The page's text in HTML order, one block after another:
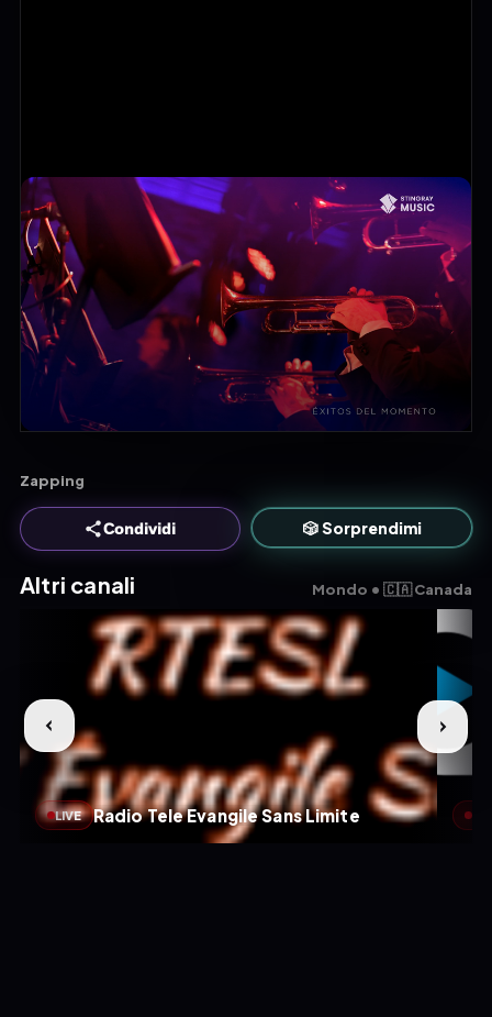
Zapping
Condividi 🎲 Sorprendimi
Altri canali Mondo • 🇨🇦 Canada
LIVE Radio Tele Evangile Sans Limite